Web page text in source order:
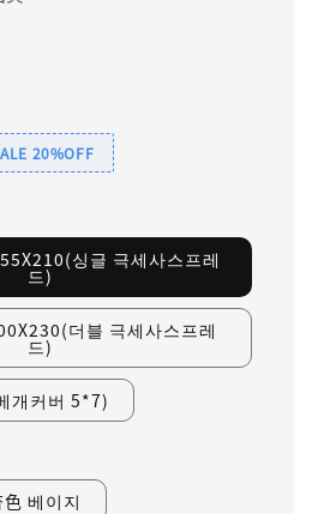
20%OFF
싱글 극세사스프레
드)
더블 극세사스프레
드)
개커버 5*7)
色 베이지